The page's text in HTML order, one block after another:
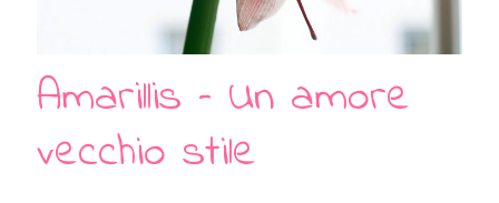
Amarillis – Un amore
vecchio stile